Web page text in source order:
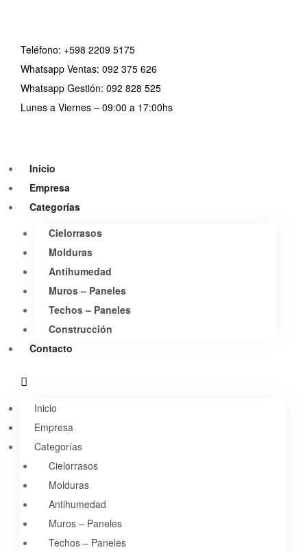
Teléfono: +598 2209 5175
Whatsapp Ventas: 092 375 626
Whatsapp Gestión: 092 828 525
Lunes a Viernes – 09:00 a 17:00hs
Inicio
Empresa
Categorías
Cielorrasos
Molduras
Antihumedad
Muros – Paneles
Techos – Paneles
Construcción
Contacto
Inicio
Empresa
Categorías
Cielorrasos
Molduras
Antihumedad
Muros – Paneles
Techos – Paneles